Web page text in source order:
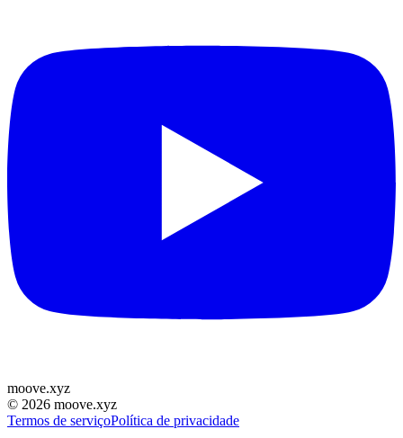
moove.xyz
© 2026 moove.xyz
Termos de serviçoPolítica de privacidade